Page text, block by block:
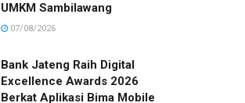
UMKM Sambilawang
07/08/2026
Bank Jateng Raih Digital
Excellence Awards 2026
Berkat Aplikasi Bima Mobile